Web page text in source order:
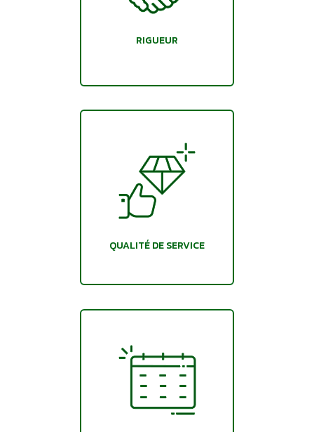
RIGUEUR
QUALITÉ DE SERVICE